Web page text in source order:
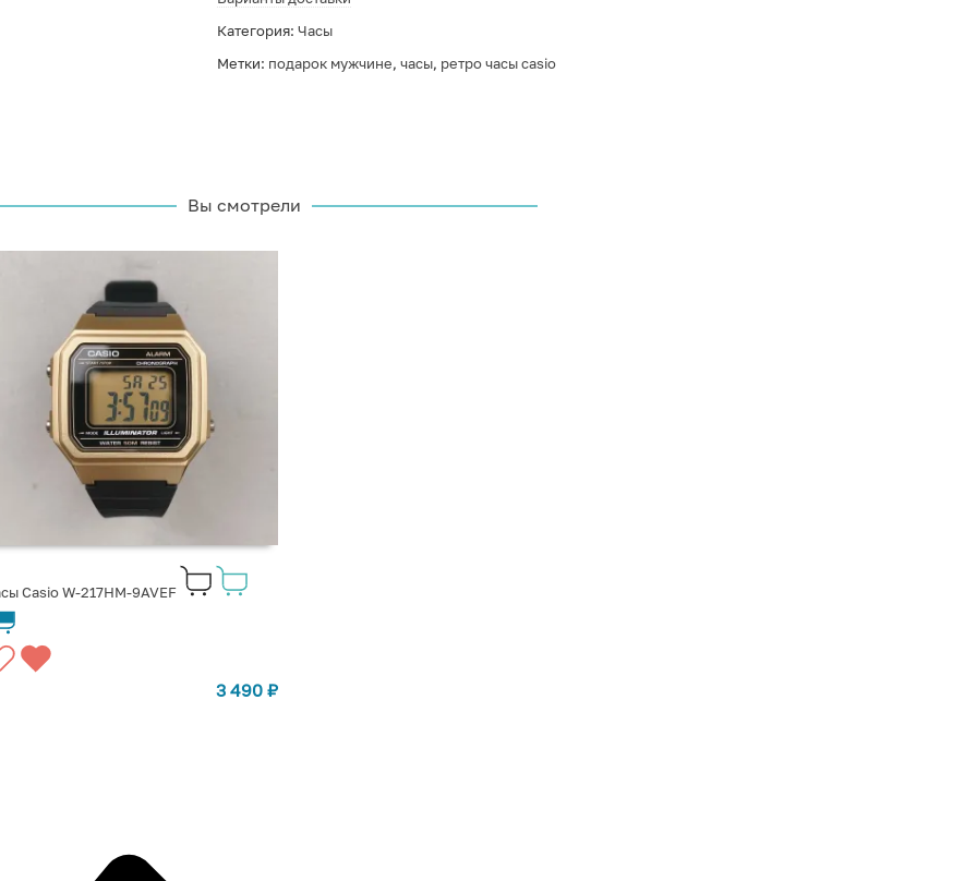
Категория: Часы
Метки: подарок мужчине, часы, ретро часы casio
Вы смотрели
Casio W-217HM-9AVEF
3 490₽